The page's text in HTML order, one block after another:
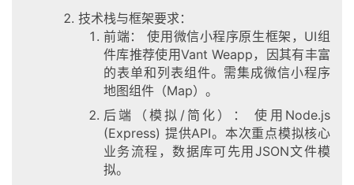
技术栈与框架要求：
前端： 使用微信小程序原生框架，UI组
件库推荐使用Vant Weapp，因其有丰富
的表单和列表组件。需集成微信小程序
地图组件（Map）。
后端（模拟/简化）： 使用Node.js
(Express) 提供API。本次重点模拟核心
业务流程，数据库可先用JSON文件模
拟。